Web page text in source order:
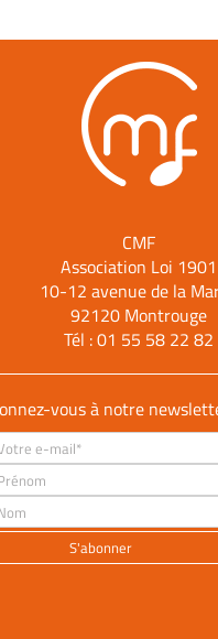
CMF
Association Loi 1901
10-12 avenue de la
92120 Montrouge
Tél :01 55 58 22 82
vous à notre